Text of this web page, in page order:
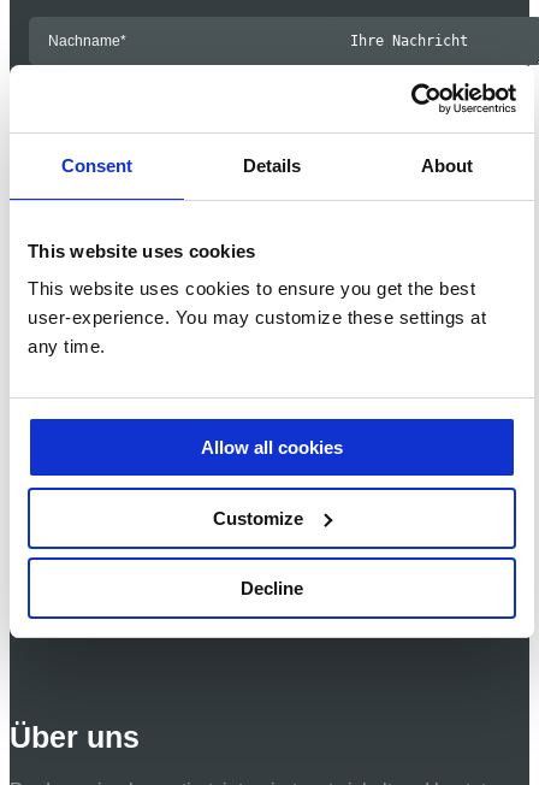
Consent Details About
This website uses cookies
This website uses cookies to ensure you get the best
user-experience. You may customize these settings at
any time.
Allow all cookies
Customize
Decline
Ja, ich möchte
die mich interessieren, per E-
Einstellungen jederzeit
von Prodware zu werblichen
Daten für die Bearbeitung
dieser Anfrage übertragen
und gespeichert werden.
Informationen zum
Über uns